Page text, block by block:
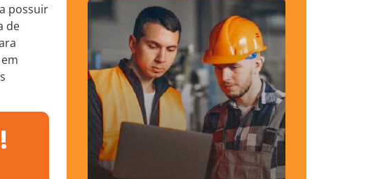
possuir
de